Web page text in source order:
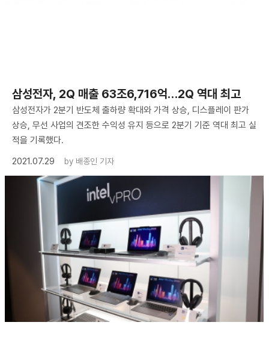
삼성전자, 2Q 매출 63조6,716억…2Q 역대 최고
삼성전자가 2분기 반도체 출하량 확대와 가격 상승, 디스플레이 판가
상승, 무선 사업의 견조한 수익성 유지 등으로 2분기 기준 역대 최고 실
적을 기록했다.
2021.07.29
by 배종인 기자